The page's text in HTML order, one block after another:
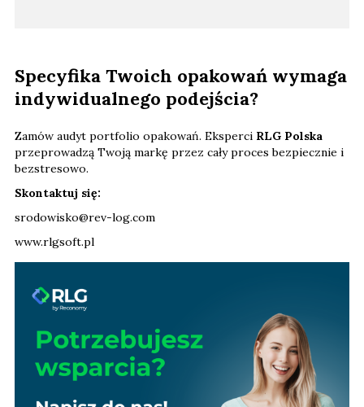
Specyfika Twoich opakowań wymaga
indywidualnego podejścia?
Zamów audyt portfolio opakowań. Eksperci RLG Polska
przeprowadzą Twoją markę przez cały proces bezpiecznie i
bezstresowo.
Skontaktuj się:
srodowisko@rev-log.com
www.rlgsoft.pl